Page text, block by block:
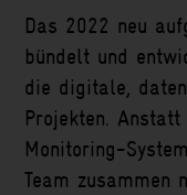
Das 2022 neu
bündelt und
die digitale,
Projekten.
Monitoring-
Team